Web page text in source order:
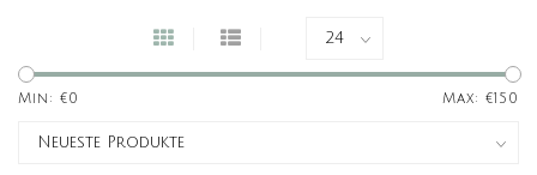
Min: €0 Max: €150